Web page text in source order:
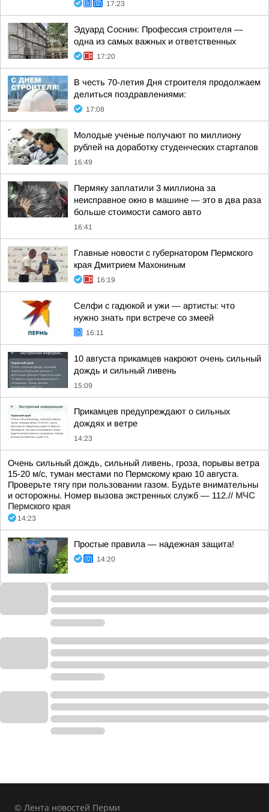
17:23
Эдуард Соснин: Профессия строителя —
одна из самых важных и ответственных
17:20
В честь 70-летия Дня строителя продолжаем
делиться поздравлениями:
17:08
Молодые ученые получают по миллиону
рублей на доработку студенческих стартапов
16:49
Пермяку заплатили 3 миллиона за
неисправное окно в машине — это в два раза
больше стоимости самого авто
16:41
Главные новости с губернатором Пермского
края Дмитрием Махониным
16:19
Селфи с гадюкой и ужи — артисты: что
нужно знать при встрече со змеей
16:11
10 августа прикамцев накроют очень сильный
дождь и сильный ливень
15:09
Прикамцев предупреждают о сильных
дождях и ветре
14:23
Очень сильный дождь, сильный ливень, гроза, порывы ветра
15-20 м/с, туман местами по Пермскому краю 10 августа.
Проверьте тягу при пользовании газом. Будьте внимательны
и осторожны. Номер вызова экстренных служб — 112.// МЧС
Пермского края
14:23
Простые правила — надежная защита!
14:20
© Лента новостей Перми